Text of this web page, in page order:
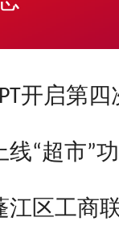
开启第四
复活“悟空问答”！苹
江区工商